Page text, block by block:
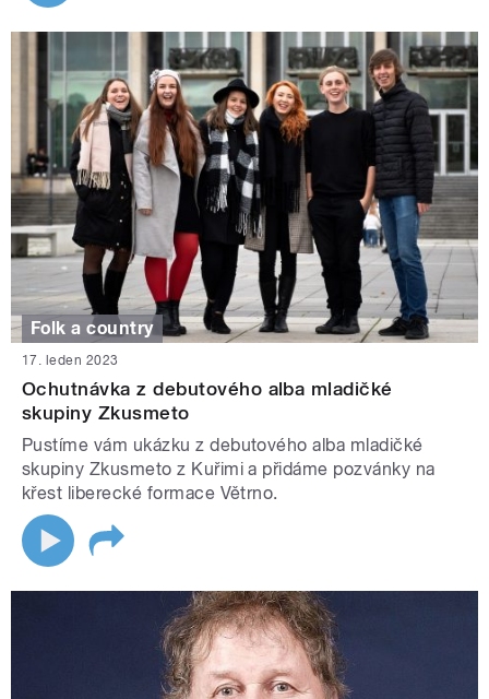
Folk a country
17. leden 2023
Ochutnávka z debutového alba mladičké
skupiny Zkusmeto
Pustíme vám ukázku z debutového alba mladičké
skupiny Zkusmeto z Kuřimi a přidáme pozvánky na
křest liberecké formace Větrno.